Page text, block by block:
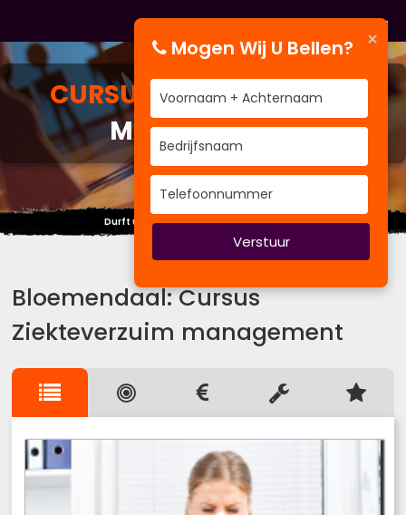
CURSUS ZIEKTEVERZUIM
MANAGEMENT
Durft u zichzelf kwetsbaar op te stellen?
Bloemendaal: Cursus
Ziekteverzuim management
×
Mogen Wij U Bellen?
Verstuur